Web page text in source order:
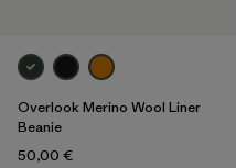
Overlook Merino Wool Liner
Beanie
50,00 €